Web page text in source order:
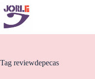
Pular
para
conteúdo
Tag reviewdepecas